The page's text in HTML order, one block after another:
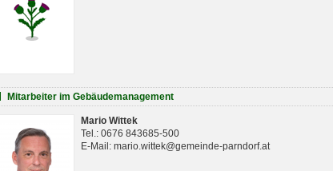
Mitarbeiter im Gebäudemanagement
Mario Wittek
Tel.: 0676 843685-500
E-Mail: mario.wittek@gemeinde-parndorf.at